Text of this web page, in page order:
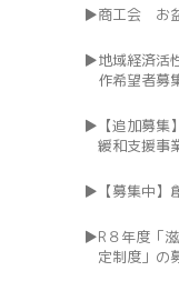
商工会 お
地域経済活
作希望者募
【追加募
緩和支援事
【募集中
R８年度「
定制度」の